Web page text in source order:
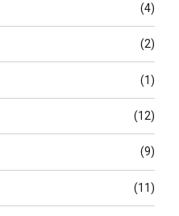
(4)
(2)
(1)
(12)
(9)
(11)